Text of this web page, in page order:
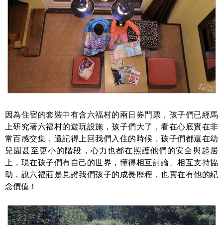
因為住宿的套裝中有含六福村的兩日券門票，孩子們已經馬
上研究著六福村的遊玩設施，孩子們大了，看在心底實在非
常百感交集，還記得上回我們入住的時候，孩子們都還在幼
兒園甚至更小的階段，心力也都在照護他們的安全與起居
上，現在孩子們有自己的世界，懂得相互討論、相互支持協
助，說六福莊是見證我們孩子的成長歷程，也實在有他的紀
念價值！